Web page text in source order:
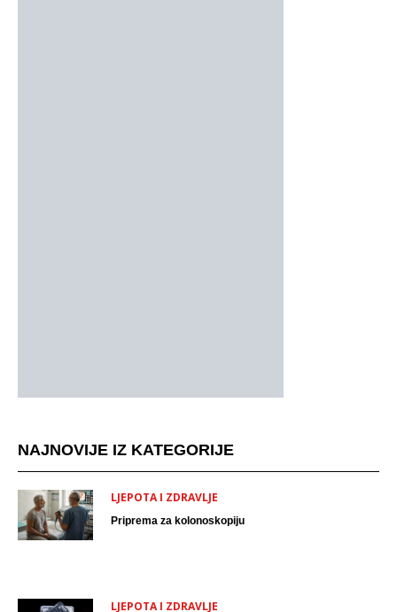
NAJNOVIJE IZ KATEGORIJE
LJEPOTA I ZDRAVLJE
Priprema za kolonoskopiju
LJEPOTA I ZDRAVLJE